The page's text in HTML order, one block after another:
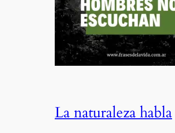
La naturaleza habla